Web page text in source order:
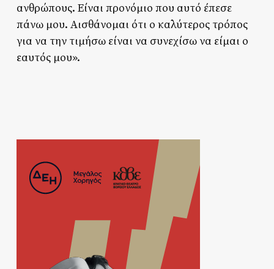
ανθρώπους. Είναι προνόμιο που αυτό έπεσε
πάνω μου. Αισθάνομαι ότι ο καλύτερος τρόπος
για να την τιμήσω είναι να συνεχίσω να είμαι ο
εαυτός μου».